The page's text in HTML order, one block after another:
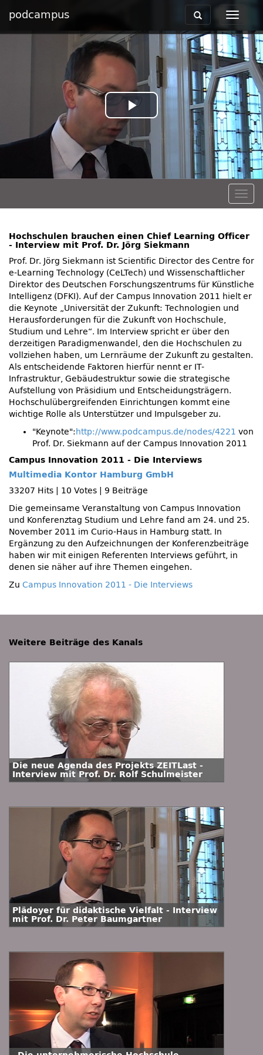
podcampus
Toggle
Toggle
navigation
Play
Video
Hochschulen brauchen einen Chief Learning Officer
- Interview mit Prof. Dr. Jörg Siekmann
Prof. Dr. Jörg Siekmann ist Scientific Director des Centre for
e-Learning Technology (CeLTech) und Wissenschaftlicher
Direktor des Deutschen Forschungszentrums für Künstliche
Intelligenz (DFKI). Auf der Campus Innovation 2011 hielt er
die Keynote „Universität der Zukunft: Technologien und
Herausforderungen für die Zukunft von Hochschule,
Studium und Lehre“. Im Interview spricht er über den
derzeitigen Paradigmenwandel, den die Hochschulen zu
vollziehen haben, um Lernräume der Zukunft zu gestalten.
Als entscheidende Faktoren hierfür nennt er IT-
Infrastruktur, Gebäudestruktur sowie die strategische
Aufstellung von Präsidium und Entscheidungsträgern.
Hochschulübergreifenden Einrichtungen kommt eine
wichtige Rolle als Unterstützer und Impulsgeber zu.
Keynote : http://www.podcampus.de/nodes/4221 von
Prof. Dr. Siekmann auf der Campus Innovation 2011
Campus Innovation 2011 - Die Interviews
Multimedia Kontor Hamburg GmbH
33207 Hits
10 Votes
9 Beiträge
Die gemeinsame Veranstaltung von Campus Innovation
und Konferenztag Studium und Lehre fand am 24. und 25.
November 2011 im Curio-Haus in Hamburg statt. In
Ergänzung zu den Aufzeichnungen der Konferenzbeiträge
haben wir mit einigen Referenten Interviews geführt, in
denen sie näher auf ihre Themen eingehen.
Zu Campus Innovation 2011 - Die Interviews
Weitere Beiträge des Kanals
Die neue Agenda des Projekts ZEITLast -
Interview mit Prof. Dr. Rolf Schulmeister
Plädoyer für didaktische Vielfalt - Interview
mit Prof. Dr. Peter Baumgartner